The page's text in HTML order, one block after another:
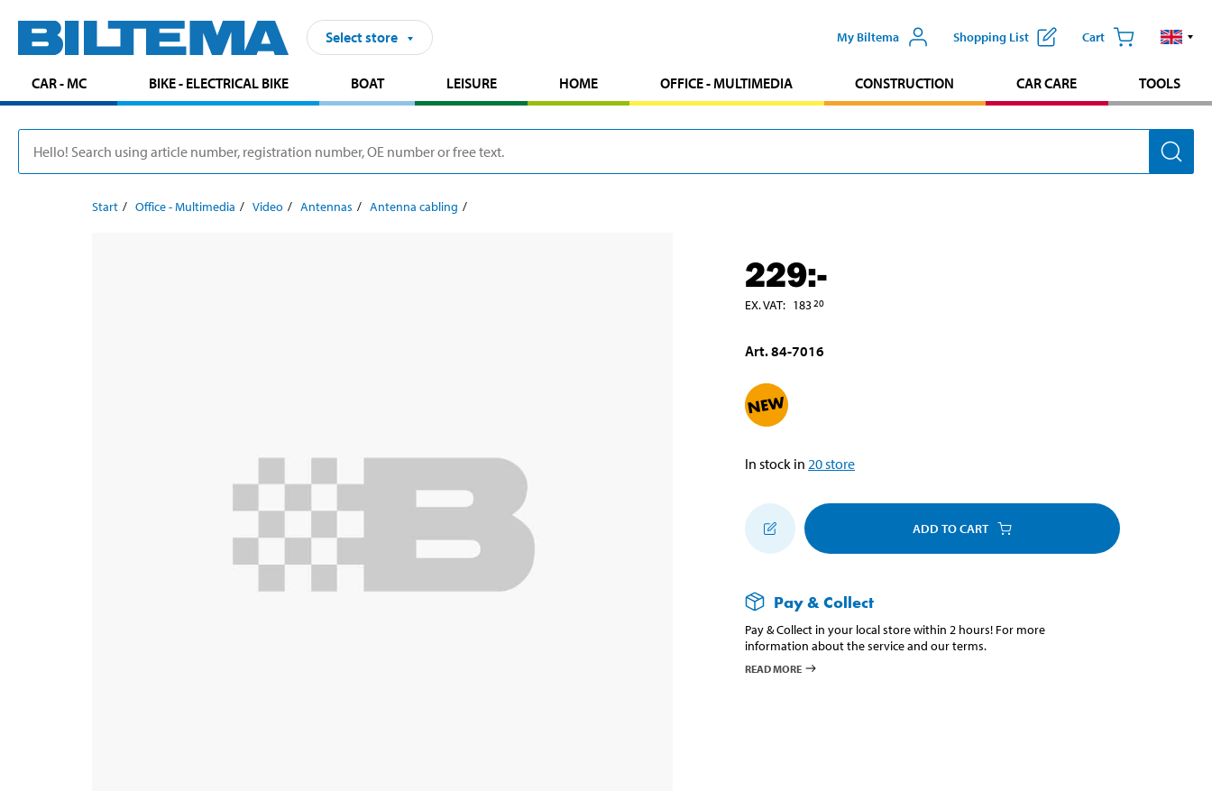
Select store My Biltema Shopping List Cart
CAR - MC BIKE - ELECTRICAL BIKE BOAT LEISURE HOME OFFICE - MULTIMEDIA CONSTRUCTION CAR CARE TOOLS
Start Office - Multimedia Video Antennas Antenna cabling
229:-
EX. VAT: 18320
Art.84-7016
In stock in 20store
ADD TO CART
Pay & Collect
Pay & Collect in your local store within 2 hours! For more
information about the service and our terms.
READ MORE